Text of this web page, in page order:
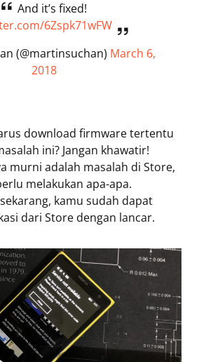
And it’s fixed!
6Zspk71wFW
(@martinsuchan) March 6,
2018
download firmware tertentu
ini? Jangan khawatir!
murni adalah masalah di Store,
melakukan apa-apa.
kamu sudah dapat
dari Store dengan lancar.